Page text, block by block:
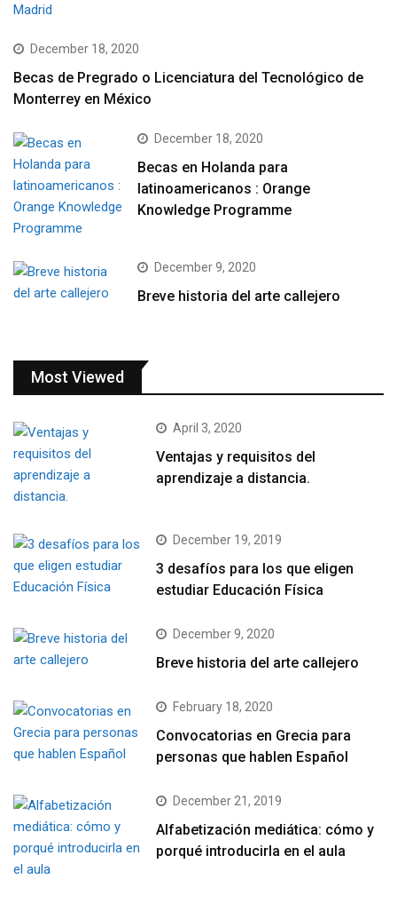
December 18, 2020
Becas de Pregrado o Licenciatura del Tecnológico de
Monterrey en México
December 18, 2020
Becas en Holanda para
latinoamericanos : Orange
Knowledge Programme
December 9, 2020
Breve historia del arte callejero
Most Viewed
April 3, 2020
Ventajas y requisitos del
aprendizaje a distancia.
December 19, 2019
3 desafíos para los que eligen
estudiar Educación Física
December 9, 2020
Breve historia del arte callejero
February 18, 2020
Convocatorias en Grecia para
personas que hablen Español
December 21, 2019
Alfabetización mediática: cómo y
porqué introducirla en el aula